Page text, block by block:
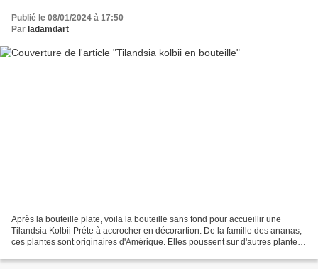
Publié le 08/01/2024 à 17:50
Par ladamdart
Après la bouteille plate, voila la bouteille sans fond pour accueillir une
Tilandsia Kolbii Préte à accrocher en décorartion. De la famille des ananas,
ces plantes sont originaires d'Amérique. Elles poussent sur d'autres plantes,